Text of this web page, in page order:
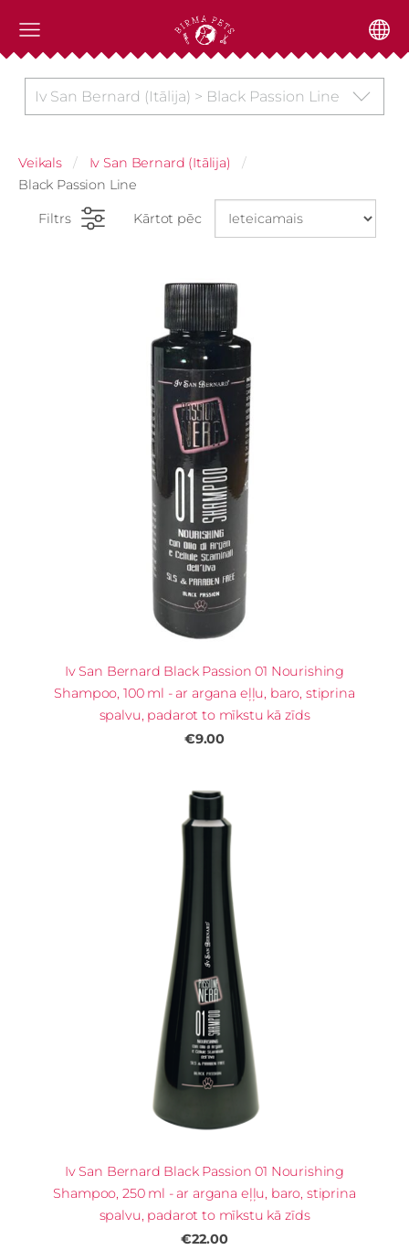
Iv San Bernard (Itālija) > Black Passion Line
Veikals
Iv San Bernard (Itālija)
Black Passion Line
Filtrs Kārtot pēc
Iv San Bernard Black Passion 01 Nourishing
Shampoo, 100 ml - ar argana eļļu, baro, stiprina
spalvu, padarot to mīkstu kā zīds
€9.00
Iv San Bernard Black Passion 01 Nourishing
Shampoo, 250 ml - ar argana eļļu, baro, stiprina
spalvu, padarot to mīkstu kā zīds
€22.00